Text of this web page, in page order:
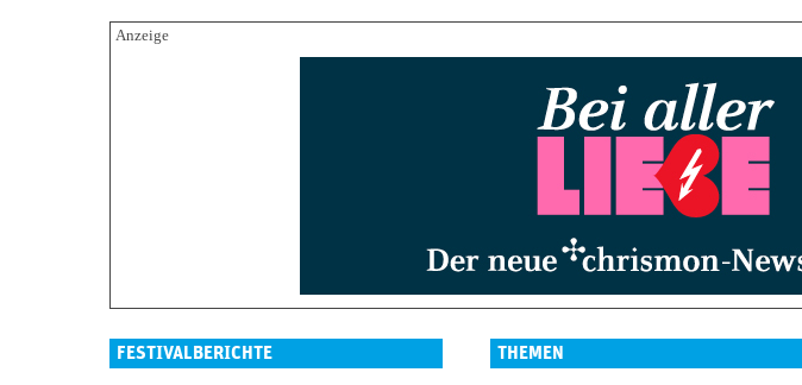
FESTIVALBERICHTE THEMEN